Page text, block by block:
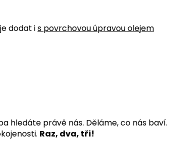
dodat is povrchovou úpravou olejem
hledáte právě nás. Děláme, co nás baví.
Raz, dva, tři!